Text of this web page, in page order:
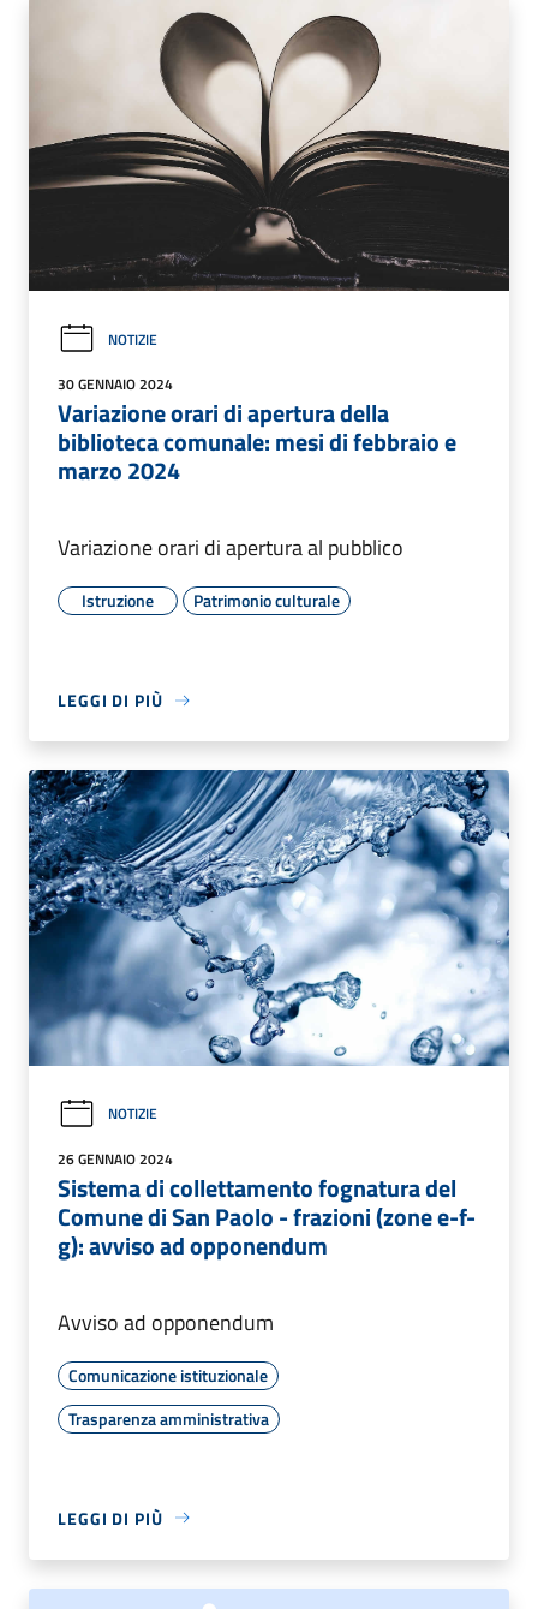
NOTIZIE
30 GENNAIO 2024
Variazione orari di apertura della
biblioteca comunale: mesi di febbraio e
marzo 2024
Variazione orari di apertura al pubblico
Istruzione Patrimonio culturale
LEGGI DI PIÙ
NOTIZIE
26 GENNAIO 2024
Sistema di collettamento fognatura del
Comune di San Paolo - frazioni (zone e-f-
g): avviso ad opponendum
Avviso ad opponendum
Comunicazione istituzionale
Trasparenza amministrativa
LEGGI DI PIÙ